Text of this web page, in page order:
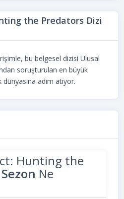
the Predators Dizi
bu belgesel dizisi Ulusal
soruşturulan en büyük
dünyasına adım atıyor.
Hunting the
Ne